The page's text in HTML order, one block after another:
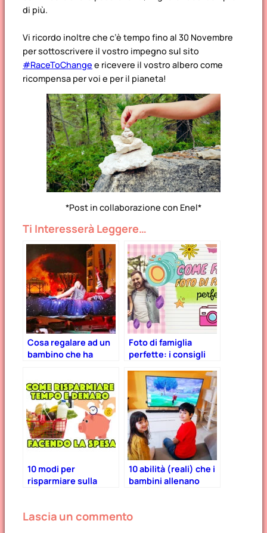
di più.
Vi ricordo inoltre che c’è tempo fino al 30 Novembre
per sottoscrivere il vostro impegno sul sito
#RaceToChange e ricevere il vostro albero come
ricompensa per voi e per il pianeta!
*Post in collaborazione con Enel*
Ti Interesserà Leggere…
Cosa regalare ad un
bambino che ha
Foto di famiglia
perfette: i consigli
Emme
10 modi per
risparmiare sulla
10 abilità (reali) che i
bambini allenano
Lascia un commento